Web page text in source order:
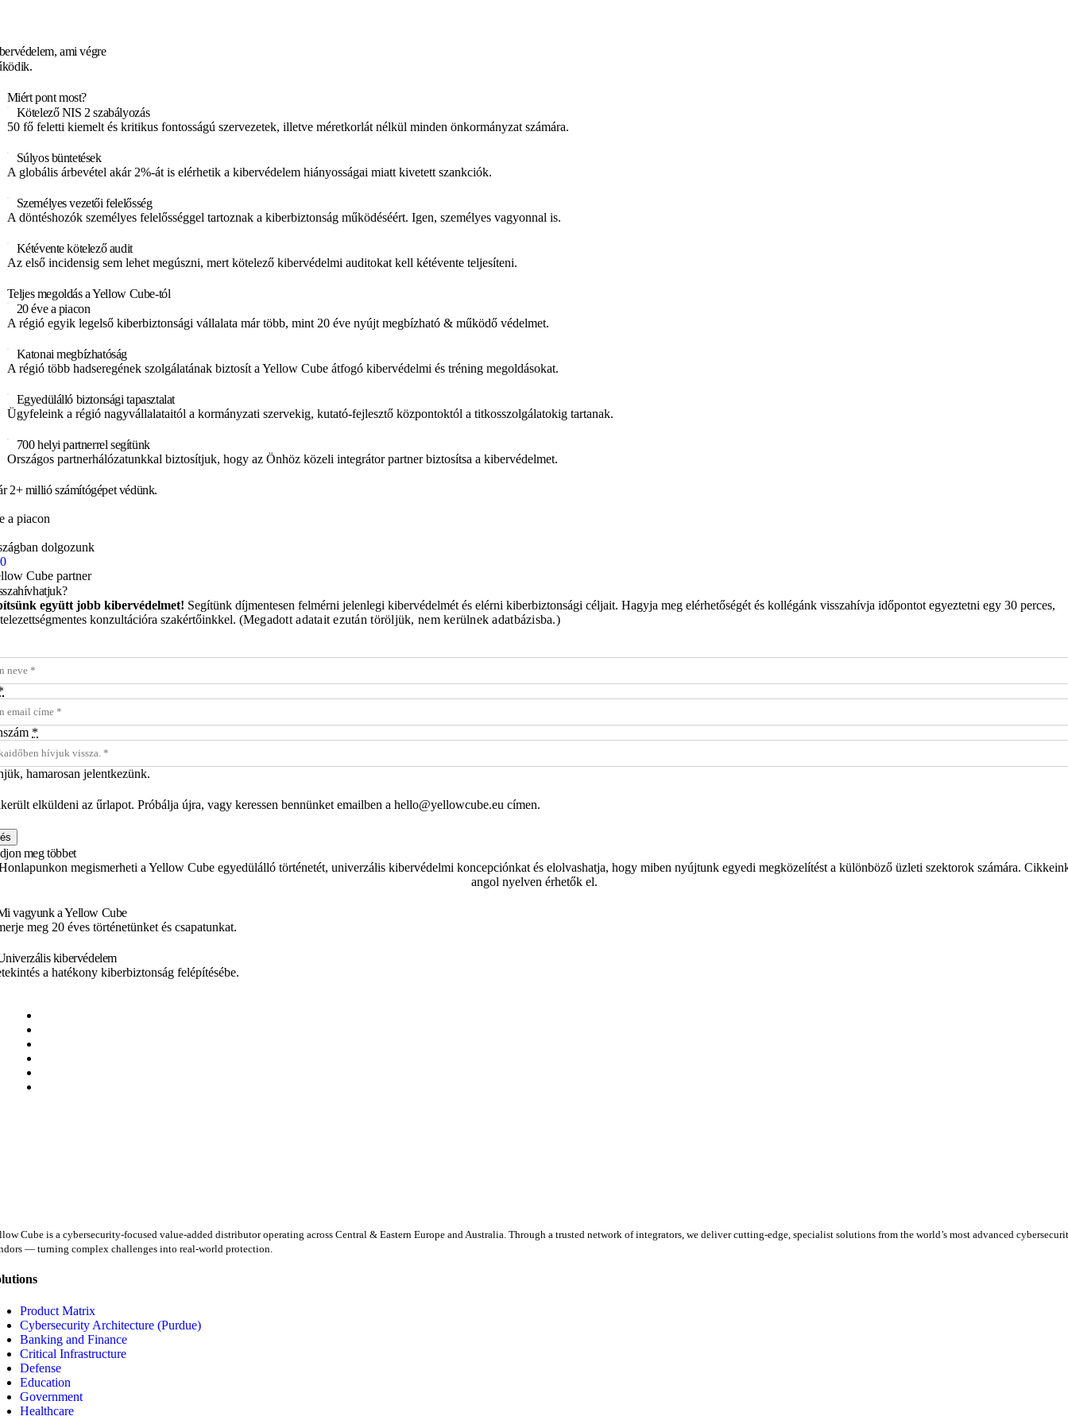
ami végre
Miért pont most?
Kötelező NIS 2 szabályozás
50 fő feletti kiemelt és kritikus fontosságú szervezetek, illetve méretkorlát nélkül minden önkormányzat számára.
Súlyos büntetések
A globális árbevétel akár 2%-át is elérhetik a kibervédelem hiányosságai miatt kivetett szankciók.
Személyes vezetői felelősség
A döntéshozók személyes felelősséggel tartoznak a kiberbiztonság működéséért. Igen, személyes vagyonnal is.
Kétévente kötelező audit
Az első incidensig sem lehet megúszni, mert kötelező kibervédelmi auditokat kell kétévente teljesíteni.
Teljes megoldás a Yellow Cube-tól
20 éve a piacon
A régió egyik legelső kiberbiztonsági vállalata már több, mint 20 éve nyújt megbízható & működő védelmet.
Katonai megbízhatóság
A régió több hadseregének szolgálatának biztosít a Yellow Cube átfogó kibervédelmi és tréning megoldásokat.
Egyedülálló biztonsági tapasztalat
Ügyfeleink a régió nagyvállalataitól a kormányzati szervekig, kutató-fejlesztő központoktól a titkosszolgálatokig tartanak.
700 helyi partnerrel segítünk
Országos partnerhálózatunkkal biztosítjuk, hogy az Önhöz közeli integrátor partner biztosítsa a kibervédelmet.
2+ millió​​​ számítógépet védünk.
a piacon
dolgozunk
Cube partner
együtt jobb kibervédelmet! Segítünk díjmentesen felmérni jelenlegi kibervédelmét és elérni kiberbiztonsági céljait. Hagyja meg elérhetőségét és kollégánk visszahívja időpontot egyeztetni egy 30 perces,
konzultációra szakértőinkkel. (Megadott adatait ezután töröljük, nem kerülnek adatbázisba.)
*
hamarosan jelentkezünk.
elküldeni az űrlapot. Próbálja újra, vagy keressen bennünket emailben a hello@yellowcube.eu címen.
meg többet
megismerheti a Yellow Cube egyedülálló történetét, univerzális kibervédelmi koncepciónkat és elolvashatja, hogy miben nyújtunk egyedi megközelítést a különböző üzleti szektorok számára.
angol nyelven érhetők el.
vagyunk a Yellow Cube
meg 20 éves történetünket és csapatunkat.
kibervédelem
a hatékony kiberbiztonság felépítésébe.
Cube is a cybersecurity-focused value-added distributor operating across Central & Eastern Europe and Australia. Through a trusted network of integrators, we deliver cutting-edge, specialist solutions from the world’s most advanced
— turning complex challenges into real-world protection.
Product Matrix
Cybersecurity Architecture (Purdue)
Banking and Finance
Critical Infrastructure
Defense
Education
Government
Healthcare